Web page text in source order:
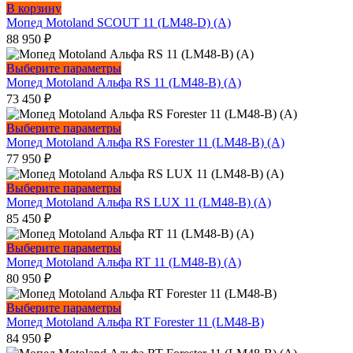
В корзину
Мопед Motoland SCOUT 11 (LM48-D) (A)
88 950 ₽
Выберите параметрыЭтот
товар
несколько
вариаций.
Опции
можно
выбрать
на
странице
товара.
Мопед Motoland Альфа RS 11 (LM48-B) (А)
73 450 ₽
Выберите параметрыЭтот
товар
несколько
вариаций.
Опции
можно
выбрать
на
странице
товара.
Мопед Motoland Альфа RS Forester 11 (LM48-B) (A)
77 950 ₽
Выберите параметрыЭтот
товар
несколько
вариаций.
Опции
можно
выбрать
на
странице
товара.
Мопед Motoland Альфа RS LUX 11 (LM48-B) (А)
85 450 ₽
Выберите параметрыЭтот
товар
несколько
вариаций.
Опции
можно
выбрать
Мопед Motoland Альфа RT 11 (LM48-B) (A)
80 950 ₽
Выберите параметрыЭтот
товар
несколько
Мопед Motoland Альфа RT Forester 11 (LM48-B)
84 950 ₽